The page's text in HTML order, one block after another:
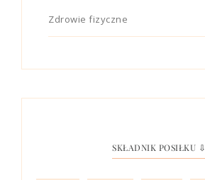
Zdrowie fizyczne
SKŁADNIK POSIŁKU ⇩